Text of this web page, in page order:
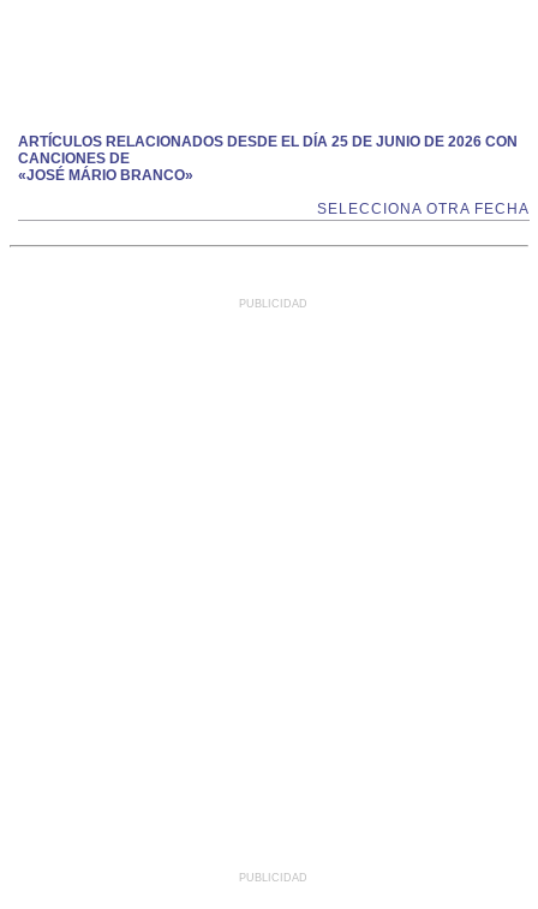
ARTÍCULOS RELACIONADOS DESDE EL DÍA 25 DE JUNIO DE 2026 CON
CANCIONES DE
«JOSÉ MÁRIO BRANCO»
SELECCIONA OTRA FECHA
PUBLICIDAD
PUBLICIDAD